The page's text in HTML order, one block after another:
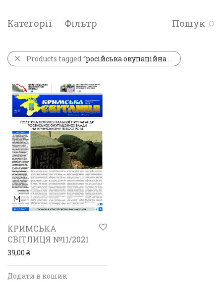
Категорії Фільтр Пошук
Products tagged“російська окупаційна влада”
КРИМСЬКА
СВІТЛИЦЯ №11/2021
39,00 ₴
Додати в кошик